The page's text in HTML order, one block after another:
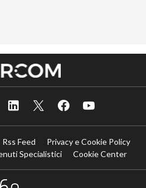
Rss Feed
Privacy e Cookie Policy
Specialistici
Cookie Center